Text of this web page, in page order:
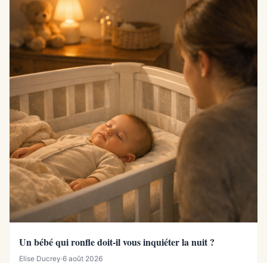
Un bébé qui ronfle doit-il vous inquiéter la nuit ?
Elise Ducrey·6 août 2026